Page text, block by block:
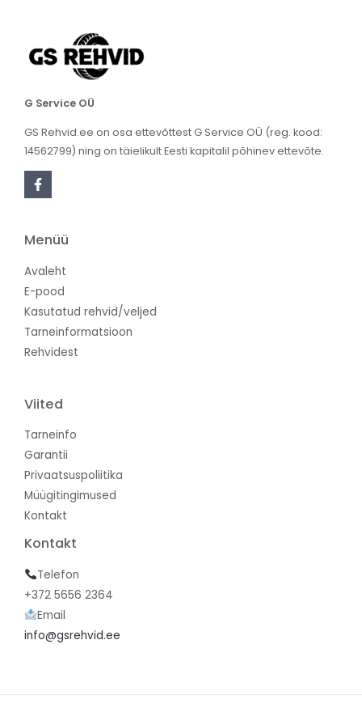
G Service OÜ
GS Rehvid.ee on osa ettevõttest G Service OÜ (reg. kood:
14562799) ning on täielikult Eesti kapitalil põhinev ettevõte.
Menüü
Avaleht
E-pood
Kasutatud rehvid/veljed
Tarneinformatsioon
Rehvidest
Viited
Tarneinfo
Garantii
Privaatsuspoliitika
Müügitingimused
Kontakt
Kontakt
Telefon
+372 5656 2364
Email
info@gsrehvid.ee